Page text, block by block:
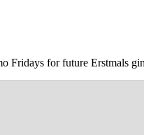
Fridays for future Erstmals